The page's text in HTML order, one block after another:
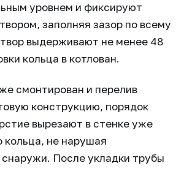
уровнем и фиксируют
заполняя зазор по всему
выдерживают не менее 48
кольца в котлован.
смонтирован и перелив
конструкцию, порядок
вырезают в стенке уже
кольца, не нарушая
После укладки трубы